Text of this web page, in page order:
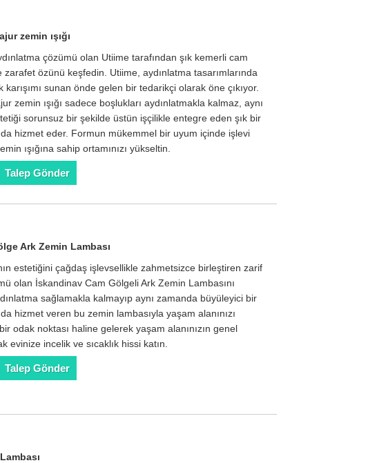
zemin ışığı
çözümü olan Utiime tarafından şık kemerli cam
zarafet özünü keşfedin. Utiime, aydınlatma tasarımlarında
sunan önde gelen bir tedarikçi olarak öne çıkıyor.
zemin ışığı sadece boşlukları aydınlatmakla kalmaz, aynı
sorunsuz bir şekilde üstün işçilikle entegre eden şık bir
hizmet eder. Formun mükemmel bir uyum içinde işlevi
ışığına sahip ortamınızı yükseltin.
Talep Gönder
Ark Zemin Lambası
estetiğini çağdaş işlevsellikle zahmetsizce birleştiren zarif
olan İskandinav Cam Gölgeli Ark Zemin Lambasını
sağlamakla kalmayıp aynı zamanda büyüleyici bir
hizmet veren bu zemin lambasıyla yaşam alanınızı
odak noktası haline gelerek yaşam alanınızın genel
evinize incelik ve sıcaklık hissi katın.
Talep Gönder